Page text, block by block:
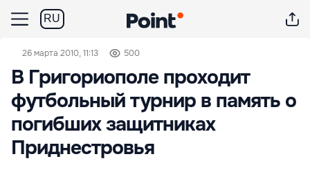
RU
26 марта 2010, 11:13 500
В Григориополе проходит
футбольный турнир в память о
погибших защитниках
Приднестровья